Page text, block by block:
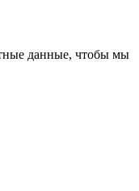
данные, чтобы мы